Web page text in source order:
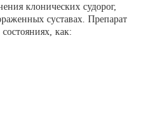
клонических судорог,
суставах. Препарат
как: